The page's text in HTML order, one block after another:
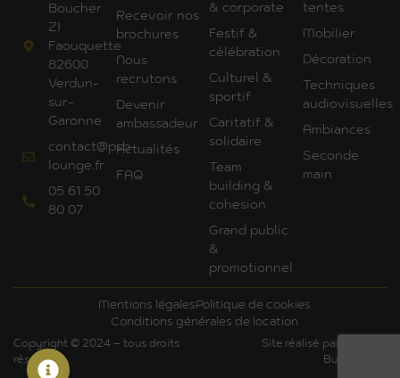
Boucher
ZI
Faouquette
82600
Verdun-
sur-
Garonne
contact@psb-
lounge.fr
05 61 50
80 07
Recevoir nos
brochures
Nous
recrutons
Devenir
ambassadeur
Actualités
FAQ
& corporate
Festif &
célébration
Culturel &
sportif
Caritatif &
solidaire
Team
building &
cohesion
Grand public
&
promotionnel
tentes
Mobilier
Décoration
Techniques
audiovisuelles
Ambiances
Seconde
main
Mentions légalesPolitique de cookies
Conditions générales de location
Copyright © 2024 – tous droits
réservés
Site réalisé par Art'Com
Bureautique